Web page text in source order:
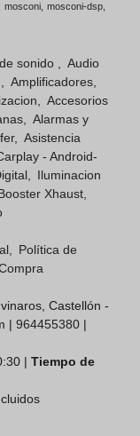
mosconi mosconi-dsp
sonido
Audio
Amplificadores
Accesorios
Alarmas y
Asistencia
- Android-
Iluminacion
Xhaust
Política de
Castellón -
| 964455380 |
| Tiempo de